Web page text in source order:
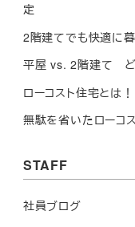
定
2階建てでも快適に
平屋 vs. 2階建て ど
ローコスト住宅とは
無駄を省いたローコ
STAFF
社員ブログ